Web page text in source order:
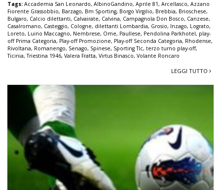
Tags: Accademia San Leonardo, AlbinoGandino, Aprile 81, Arcellasco, Azzano
Fiorente Grassobbio, Barzago, Bm Sporting, Borgo Virgilio, Brebbia, Brioschese,
Bulgaro, Calcio dilettanti, Calvairate, Calvina, Campagnola Don Bosco, Canzese,
Casalromano, Casteggio, Cologne, dilettanti Lombardia, Grosio, Inzago, Lograto,
Loreto, Luino Maccagno, Nembrese, Ome, Paullese, Pendolina Parkhotel, play-
off Prima Categoria, Play-off Promozione, Play-off Seconda Categoria, Rhodense,
Rivoltana, Romanengo, Senago, Spinese, Sporting Tlc, terzo turno play-off,
Ticinia,Triestina 1946, Valera Fratta, Virtus Binasco, Volante Roncaro
LEGGI TUTTO